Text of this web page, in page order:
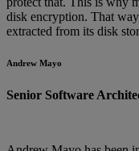
disk encryption. That
extracted from its disk
Andrew Mayo
Senior Software